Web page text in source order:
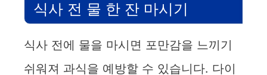
식사 전 물 한 잔 마시기
식사 전에 물을 마시면 포만감을 느끼기
쉬워져 과식을 예방할 수 있습니다. 다이